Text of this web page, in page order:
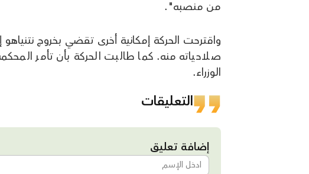
من منصبه".
واقترحت الحركة إمكانية أخرى تقضي بخروج
صلاحياته منه. كما طالبت الحركة بأن تأمر
الوزراء.
التعليقات
إضافة تعليق